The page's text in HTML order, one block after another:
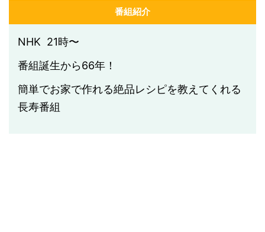
番組紹介
NHK 21時〜
番組誕生から66年！
簡単でお家で作れる絶品レシピを教えてくれる
長寿番組